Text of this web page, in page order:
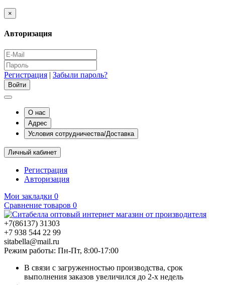
×
Авторизация
Регистрация | Забыли пароль?
О нас
Адрес
Условия сотрудничества/Доставка
Личный кабинет
Регистрация
Авторизация
Мои закладки 0
Сравнение товаров 0
+7(86137) 31303
+7 938 544 22 99
sitabella@mail.ru
Режим работы: Пн-Пт, 8:00-17:00
В связи с загруженностью производства, срок
выполнения заказов увеличился до 2-х недель